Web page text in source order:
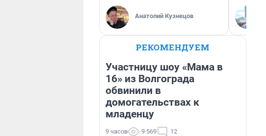
Анатолий Кузнецов
РЕКОМЕНДУЕМ
Участницу шоу «Мама в
16» из Волгограда
обвинили в
домогательствах к
младенцу
9 часов 9 569 12